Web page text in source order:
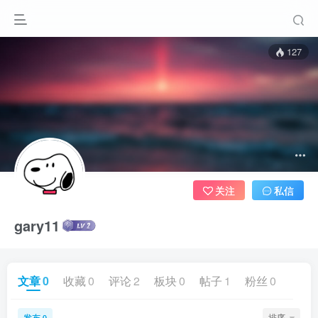
127
gary11
关注 私信
文章0 收藏 0 评论 2 板块 0 帖子 1 粉丝 0